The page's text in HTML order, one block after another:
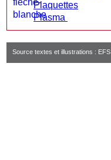
Plaquettes
Plasma
Source textes et illustrations : EFS